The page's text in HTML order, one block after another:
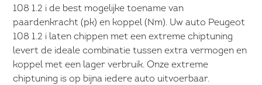
108 1.2 i de best mogelijke toename van
paardenkracht (pk) en koppel (Nm). Uw auto Peugeot
108 1.2 i laten chippen met een extreme chiptuning
levert de ideale combinatie tussen extra vermogen en
koppel met een lager verbruik. Onze extreme
chiptuning is op bijna iedere auto uitvoerbaar.